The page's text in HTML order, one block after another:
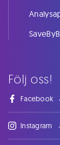
Följ oss!
Facebook
Instagram